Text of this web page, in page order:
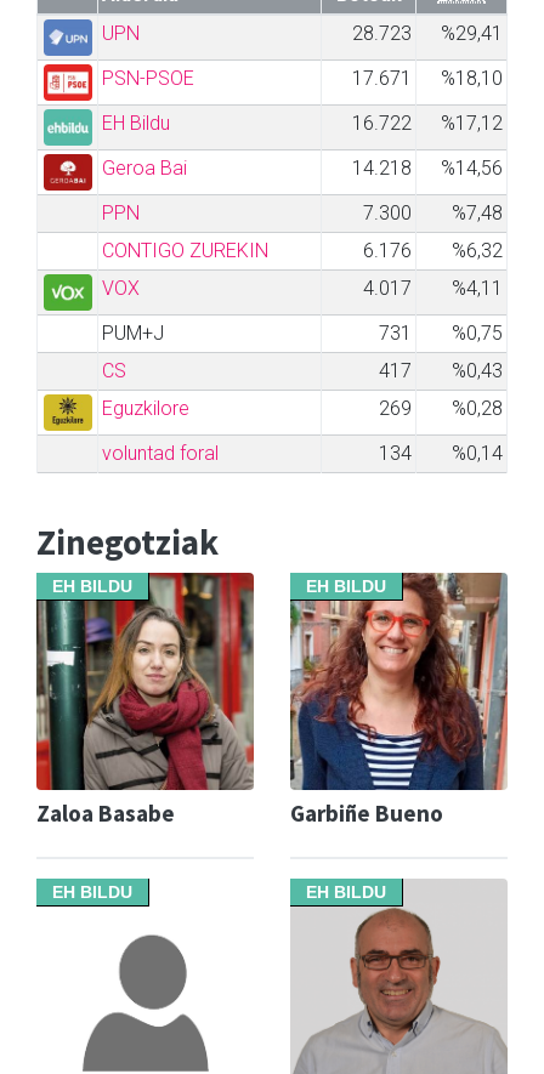
UPN
28.723
%29,41
PSN-PSOE
17.671
%18,10
EH Bildu
16.722
%17,12
Geroa Bai
14.218
%14,56
PPN
7.300
%7,48
CONTIGO ZUREKIN
6.176
%6,32
VOX
4.017
%4,11
PUM+J
731
%0,75
CS
417
%0,43
Eguzkilore
269
%0,28
voluntad foral
134 %0,14
Zinegotziak
EH BILDU
Zaloa Basabe
EH BILDU
Garbiñe Bueno
EH BILDU EH BILDU